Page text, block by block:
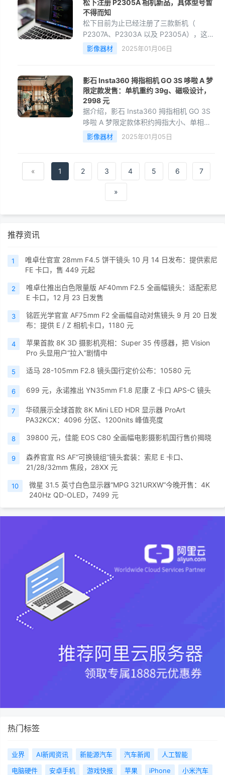
松下注册 P2305A 相机新品，具体型号暂
不得而知
松下目前为止已经注册了三款新机（
P2307A、P2303A 以及 P2305A），这意
味着松下近期将推出多款新品。
影像器材 2025年01月06日
影石 Insta360 拇指相机 GO 3S 哆啦 A 梦
限定款发售：单机重约 39g、磁吸设计，
2998 元
据介绍，影石 Insta360 拇指相机 GO 3S
哆啦 A 梦限定款体积约拇指大小、单相机
重约 39g，并采用磁吸 + 防泼溅设计，支
持戴在宝宝和宠物身上进行记录。
影像器材 2025年01月05日
« 1 2 3 4 5 6 7
»
推荐资讯
1
唯卓仕官宣 28mm F4.5 饼干镜头 10 月 14 日发布：提供索尼
FE 卡口，售 449 元起
2
唯卓仕推出白色限量版 AF40mm F2.5 全画幅镜头：适配索尼
E 卡口，12 月 23 日发售
3
铭匠光学官宣 AF75mm F2 全画幅自动对焦镜头 9 月 20 日发
布：提供 E / Z 相机卡口，1180 元
4
苹果首款 8K 3D 摄影机亮相：Super 35 传感器，把 Vision
Pro 头显用户“拉入”剧情中
5 适马 28-105mm F2.8 镜头国行定价公布：10580 元
6 699 元，永诺推出 YN35mm F1.8 尼康 Z 卡口 APS-C 镜头
7
华硕展示全球首款 8K Mini LED HDR 显示器 ProArt
PA32KCX：4096 分区、1200nits 峰值亮度
8 39800 元，佳能 EOS C80 全画幅电影摄影机国行售价揭晓
9
森养官宣 RS AF“可换镜组”镜头套装：索尼 E 卡口、
21/28/32mm 焦段，28XX 元
10
微星 31.5 英寸白色显示器“MPG 321URXW”今晚开售：4K
240Hz QD-OLED，7499 元
热门标签
业界 AI新闻资讯 新能源汽车 汽车新闻
人工智能
电脑硬件
安卓手机 游戏快报 苹果 iPhone
小米汽车